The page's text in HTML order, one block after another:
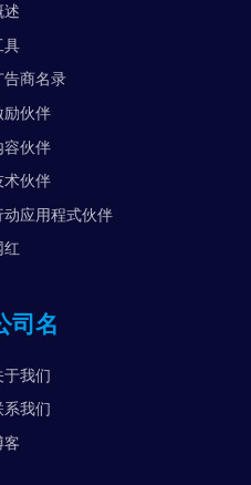
述
具
告商名录
励伙伴
容伙伴
术伙伴
动应用程式伙伴
红
司名
于我们
系我们
客